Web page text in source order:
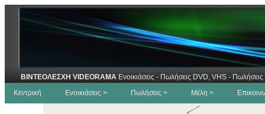
ΒΙΝΤΕΟΛΕΣΧΗ VIDEORAMA Ενοικιάσεις - Πωλήσεις DVD, VHS -
Κεντρική
Ενοικιάσεις > Πωλήσεις > Μέλη >